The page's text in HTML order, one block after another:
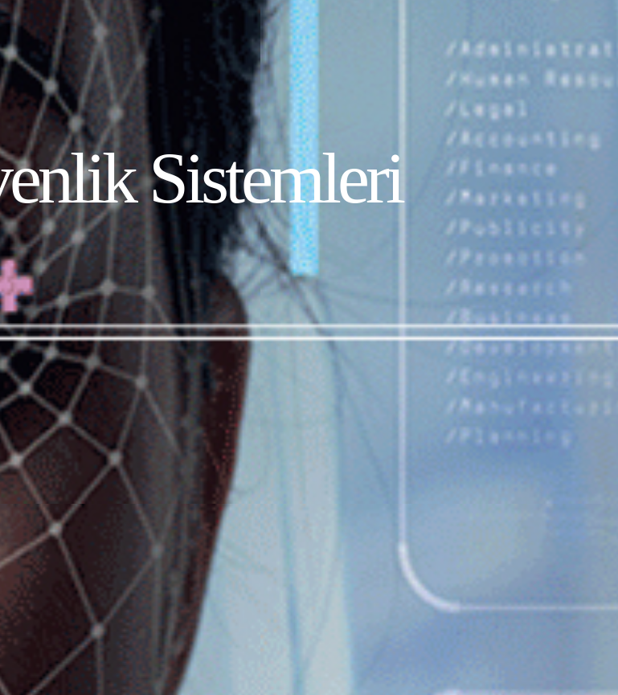
Sistemleri